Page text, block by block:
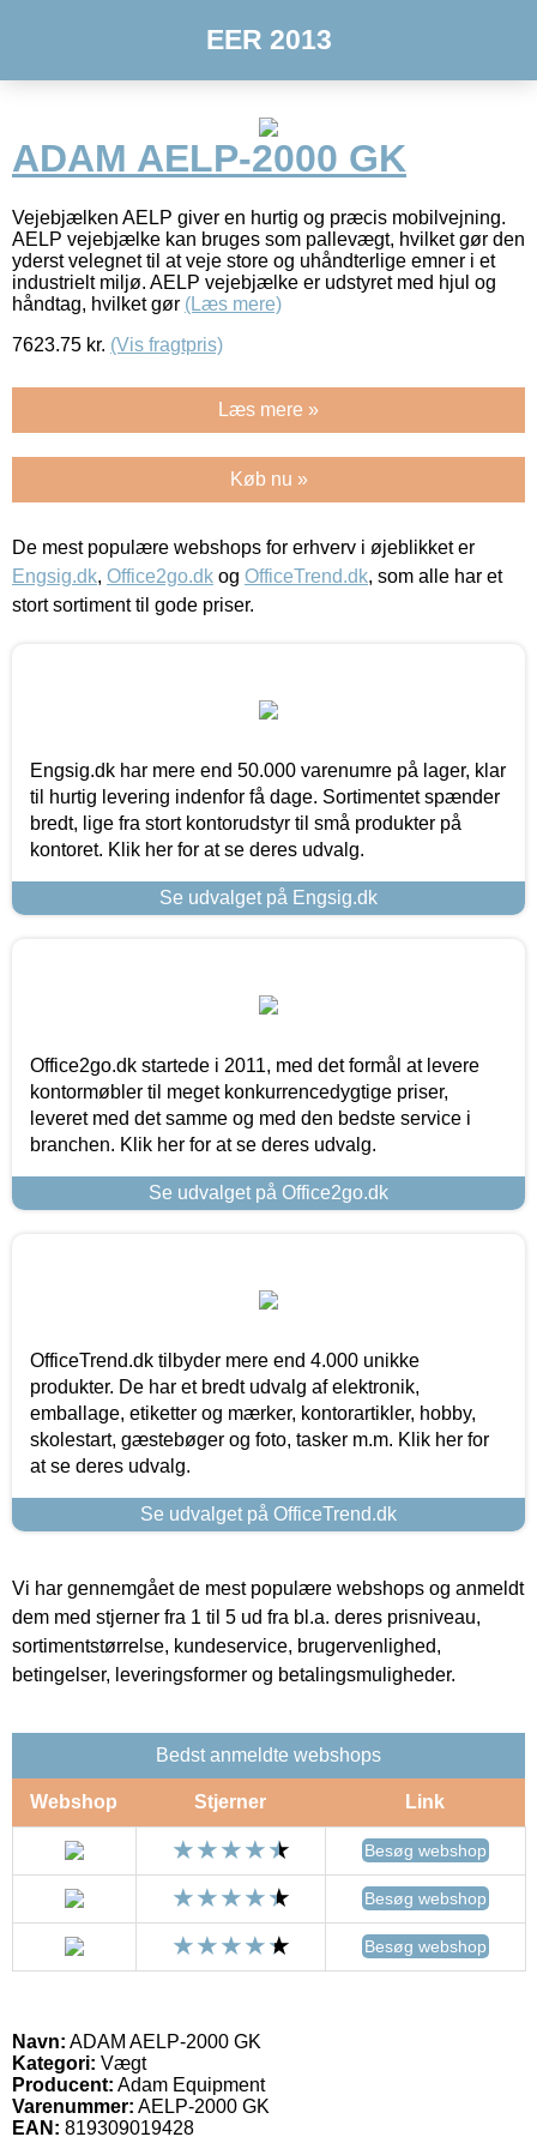
EER 2013
ADAM AELP-2000 GK
Vejebjælken AELP giver en hurtig og præcis mobilvejning.
AELP vejebjælke kan bruges som pallevægt, hvilket gør den
yderst velegnet til at veje store og uhåndterlige emner i et
industrielt miljø. AELP vejebjælke er udstyret med hjul og
håndtag, hvilket gør (Læs mere)
7623.75 kr. (Vis fragtpris)
Læs mere »
Køb nu »
De mest populære webshops for erhverv i øjeblikket er
Engsig.dk, Office2go.dk og OfficeTrend.dk, som alle har et
stort sortiment til gode priser.
Engsig.dk har mere end 50.000 varenumre på lager, klar
til hurtig levering indenfor få dage. Sortimentet spænder
bredt, lige fra stort kontorudstyr til små produkter på
kontoret. Klik her for at se deres udvalg.
Se udvalget på Engsig.dk
Office2go.dk startede i 2011, med det formål at levere
kontormøbler til meget konkurrencedygtige priser,
leveret med det samme og med den bedste service i
branchen. Klik her for at se deres udvalg.
Se udvalget på Office2go.dk
OfficeTrend.dk tilbyder mere end 4.000 unikke
produkter. De har et bredt udvalg af elektronik,
emballage, etiketter og mærker, kontorartikler, hobby,
skolestart, gæstebøger og foto, tasker m.m. Klik her for
at se deres udvalg.
Se udvalget på OfficeTrend.dk
Vi har gennemgået de mest populære webshops og anmeldt
dem med stjerner fra 1 til 5 ud fra bl.a. deres prisniveau,
sortimentstørrelse, kundeservice, brugervenlighed,
betingelser, leveringsformer og betalingsmuligheder.
Bedst anmeldte webshops
Webshop Stjerner Link
Besøg webshop
Besøg webshop
Besøg webshop
Navn: ADAM AELP-2000 GK
Kategori: Vægt
Producent: Adam Equipment
Varenummer: AELP-2000 GK
EAN: 819309019428